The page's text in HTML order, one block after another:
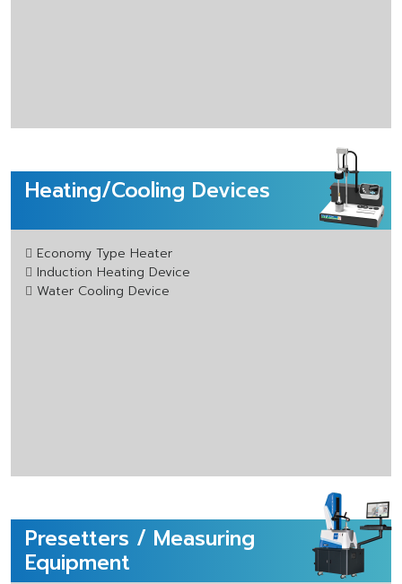
Heating/Cooling Devices
Economy Type Heater
Induction Heating Device
Water Cooling Device
Presetters / Measuring
Equipment